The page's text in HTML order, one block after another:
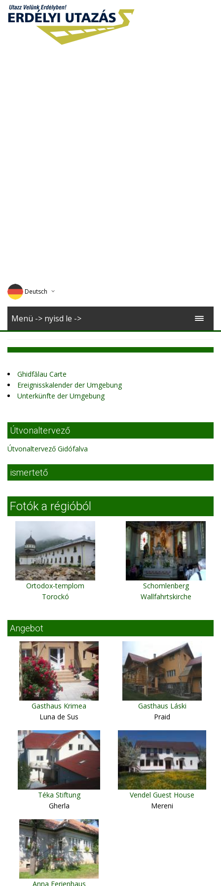
Deutsch
English
Menü -> nyisd le ->
Ghidfălau Carte
Ereignisskalender der Umgebung
Unterkünfte der Umgebung
Útvonaltervező
Útvonaltervező Gidófalva
ismertető
Fotók a régióból
Ortodox-templom
Torockó
Schomlenberg
Wallfahrtskirche
Angebot
Gasthaus Krimea
Luna de Sus
Gasthaus Láski
Praid
Téka Stiftung
Gherla
Vendel Guest House
Mereni
Anna Ferienhaus